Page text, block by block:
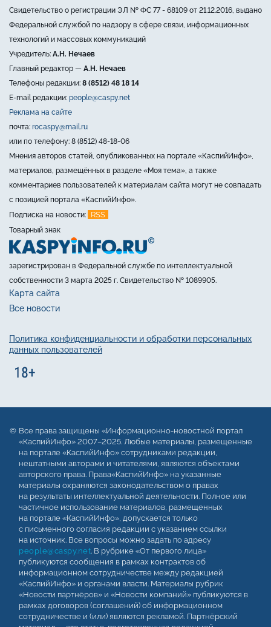
Свидетельство о регистрации ЭЛ № ФС 77 - 68109 от 21.12.2016, выдано
Федеральной службой по надзору в сфере связи, информационных
технологий и массовых коммуникаций
Учредитель: А.Н. Нечаев
Главный редактор — А.Н. Нечаев
Телефоны редакции: 8 (8512) 48 18 14
E-mail редакции: people@caspy.net
Реклама на сайте
почта: rocaspy@mail.ru
или по телефону: 8 (8512) 48-18-06
Мнения авторов статей, опубликованных на портале «КаспийИнфо»,
материалов, размещённых в разделе «Моя тема», а также
комментариев пользователей к материалам сайта могут не совпадать
с позицией портала «КаспийИнфо».
Подписка на новости:
RSS
Товарный знак
зарегистрирован в Федеральной службе по интеллектуальной
собственности 3 марта 2025 г. Свидетельство № 1089905.
Карта сайта
Все новости
Политика конфиденциальности и обработки персональных
данных пользователей
Все права защищены «Информационно-новостной портал
«КаспийИнфо» 2007–2025. Любые материалы, размещенные
на портале «КаспийИнфо» сотрудниками редакции,
нештатными авторами и читателями, являются объектами
авторского права. Права«КаспийИнфо» на указанные
материалы охраняются законодательством о правах
на результаты интеллектуальной деятельности. Полное или
частичное использование материалов, размещенных
на портале «КаспийИнфо», допускается только
с письменного согласия редакции с указанием ссылки
на источник. Все вопросы можно задать по адресу
people@caspy.net. В рубрике «От первого лица»
публикуются сообщения в рамках контрактов об
информационном сотрудничестве между редакцией
«КаспийИнфо» и органами власти. Материалы рубрик
«Новости партнёров» и «Новости компаний» публикуются в
рамках договоров (соглашений) об информационном
сотрудничестве и (или) являются рекламой. Партнёрский